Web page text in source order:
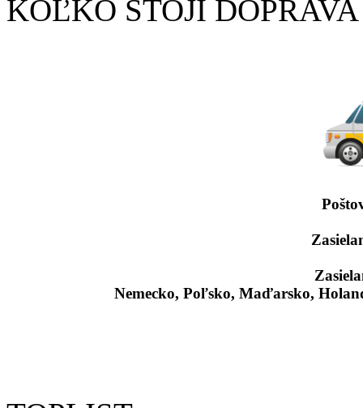
KOĽKO STOJÍ DOPRAVA
Nemecko, Poľsko, Maďarsko,